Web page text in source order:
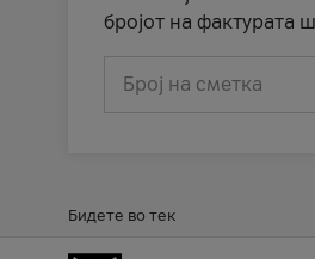
бројот на фактурата
Број на сметка
Бидете во тек